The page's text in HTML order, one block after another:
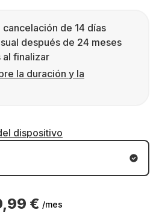
de 14 días
después de 24 meses
al finalizar
la duración y la
dispositivo
€ /mes